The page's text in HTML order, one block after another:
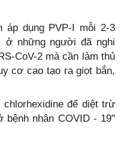
áp dụng PVP-I mỗi 2-3
ở những người đã nghi
CoV-2 mà cần làm thủ
cơ cao tạo ra giọt bắn,
để diệt trừ
bệnh nhân COVID ‐ 19"